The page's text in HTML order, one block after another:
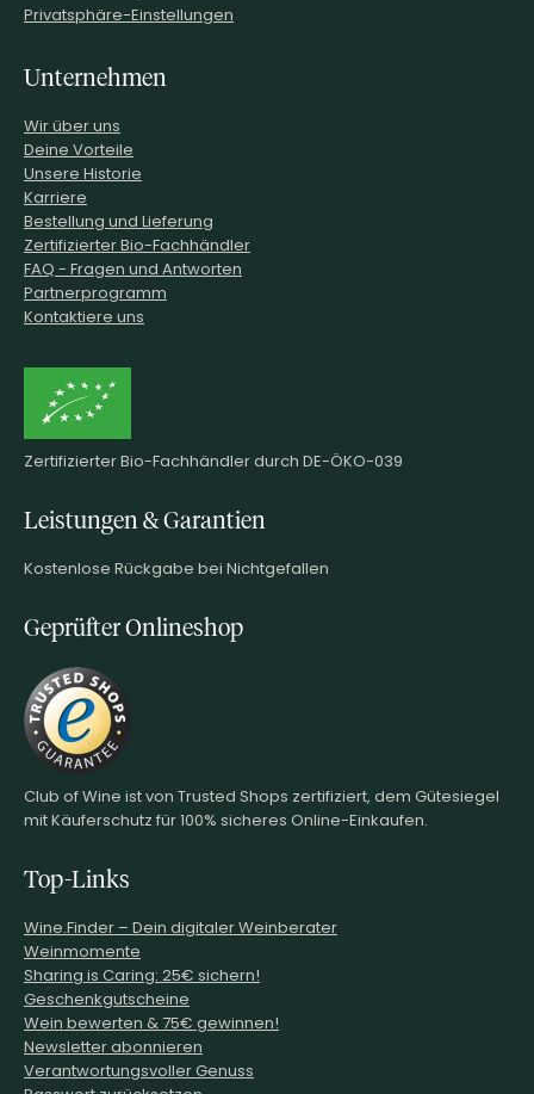
Privatsphäre-Einstellungen
Unternehmen
Wir über uns
Deine Vorteile
Unsere Historie
Karriere
Bestellung und Lieferung
Zertifizierter Bio-Fachhändler
FAQ - Fragen und Antworten
Partnerprogramm
Kontaktiere uns
Zertifizierter Bio-Fachhändler durch DE-ÖKO-039
Leistungen & Garantien
Kostenlose Rückgabe bei Nichtgefallen
Geprüfter Onlineshop
Club of Wine ist von Trusted Shops zertifiziert, dem Gütesiegel
mit Käuferschutz für 100% sicheres Online-Einkaufen.
Top-Links
Wine.Finder – Dein digitaler Weinberater
Weinmomente
Sharing is Caring: 25€ sichern!
Geschenkgutscheine
Wein bewerten & 75€ gewinnen!
Newsletter abonnieren
Verantwortungsvoller Genuss